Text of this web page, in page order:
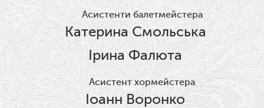
Асистенти балетмейстера
Катерина Смольська
Ірина Фалюта
Асистент хормейстера
Іоанн Воронко